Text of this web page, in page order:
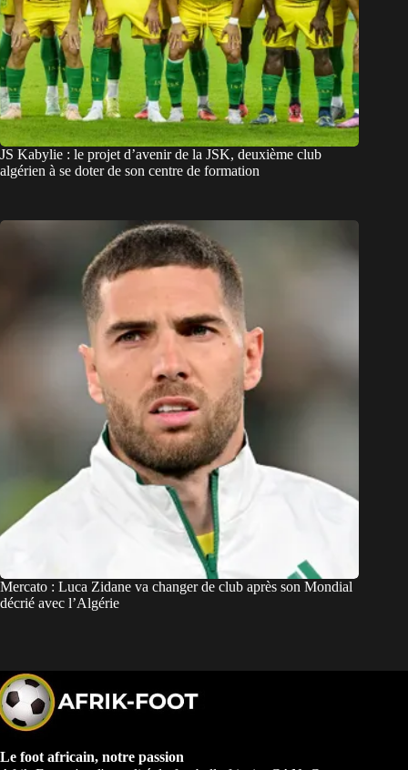
JS Kabylie : le projet d’avenir de la JSK, deuxième club
algérien à se doter de son centre de formation
Mercato : Luca Zidane va changer de club après son Mondial
décrié avec l’Algérie
Le foot africain, notre passion